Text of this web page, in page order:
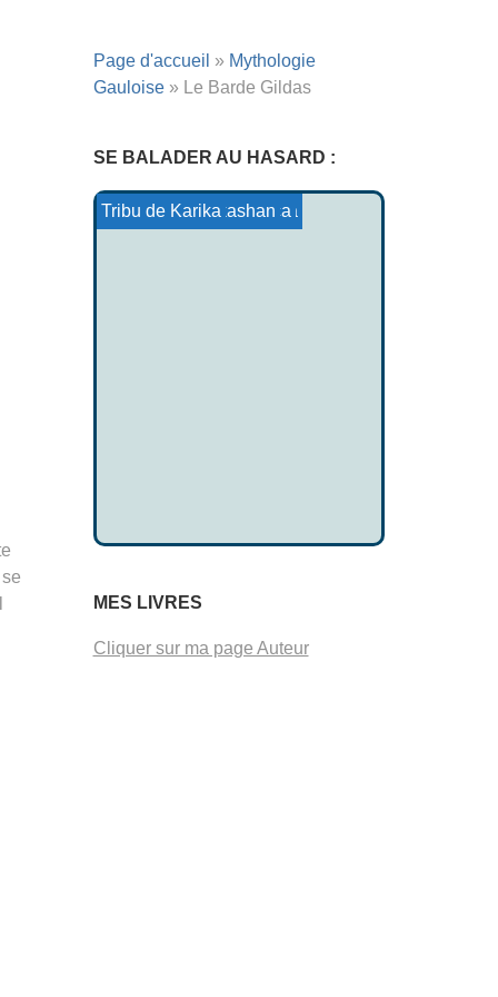
Page d'accueil » Mythologie
Gauloise» Le Barde Gildas
SE BALADER AU HASARD :
Tristan et Iseult : Brang...
Mythologie Lydienne
Les Vodoun
Le monastère de Vardzia
Mythologie Aymara-Inca
Mythologie Wakashan
Tribu de Karika
MES LIVRES
Cliquer sur ma page Auteur